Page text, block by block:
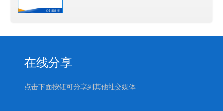
在线分享
点击下面按钮可分享到其他社交媒体